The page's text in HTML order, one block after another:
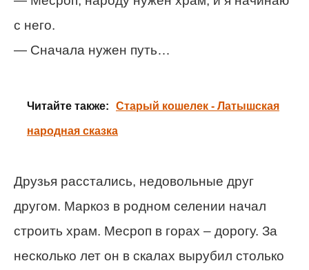
с него.
— Сначала нужен путь…
Читайте также: Старый кошелек - Латышская
народная сказка
Друзья расстались, недовольные друг
другом. Маркоз в родном селении начал
строить храм. Месроп в горах – дорогу. За
несколько лет он в скалах вырубил столько